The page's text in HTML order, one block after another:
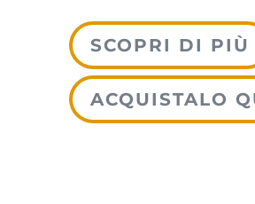
SCOPRI DI PIÙ
ACQUISTALO